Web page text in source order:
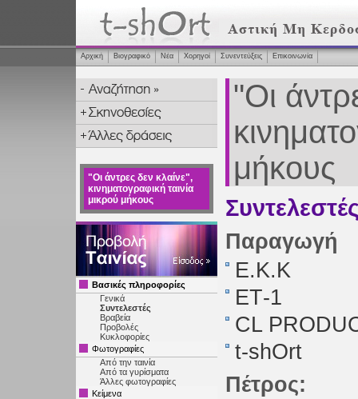
Αρχική Βιογραφικό Νέα Χορηγοί Συνεντεύξεις Επικοινωνία
"Οι άντρες δεν κλαίνε",
κινηματογραφική ταινία
μικρού μήκους
Βασικές πληροφορίες
Γενικά
Συντελεστές
Βραβεία
Προβολές
Κυκλοφορίες
Φωτογραφίες
Από την ταινία
Από τα γυρίσματα
Άλλες φωτογραφίες
Κείμενα
"Οι
μήκους
Παραγωγή
Ε.Κ.Κ
ΕΤ-1
CL
t-shOrt
Πέτρος: